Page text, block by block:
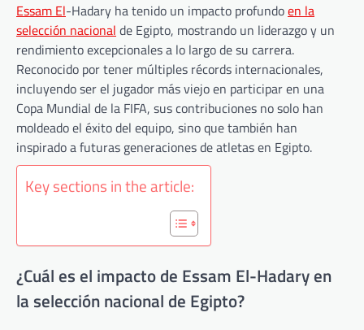
Essam El-Hadary ha tenido un impacto profundoen la
selección nacional de Egipto, mostrando un liderazgo y un
rendimiento excepcionales a lo largo de su carrera.
Reconocido por tener múltiples récords internacionales,
incluyendo ser el jugador más viejo en participar en una
Copa Mundial de la FIFA, sus contribuciones no solo han
moldeado el éxito del equipo, sino que también han
inspirado a futuras generaciones de atletas en Egipto.
Key sections in the article:
¿Cuál es el impacto de Essam El-Hadary en
la selección nacional de Egipto?